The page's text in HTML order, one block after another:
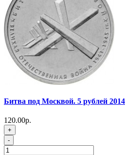
Битва под Москвой. 5 рублей
120.00р.
+
-